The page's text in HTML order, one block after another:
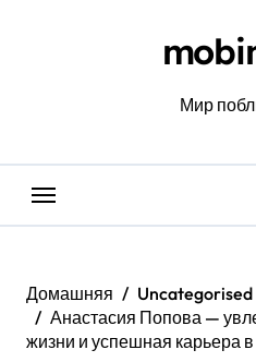
Мир
Домашняя
Uncategorised
Анастасия Попова —
жизни и успешная карьера